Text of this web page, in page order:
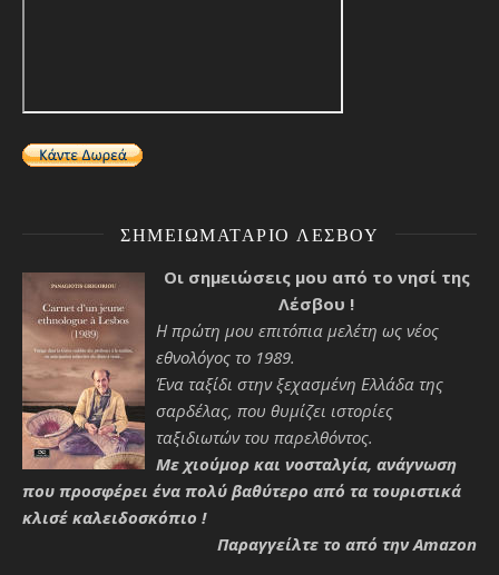
ΣΗΜΕΙΩΜΑΤΆΡΙΟ ΛΈΣΒΟΥ
Οι σημειώσεις μου από το νησί της
Λέσβου !
Η πρώτη μου επιτόπια μελέτη ως νέος
εθνολόγος το 1989.
Ένα ταξίδι στην ξεχασμένη Ελλάδα της
σαρδέλας, που θυμίζει ιστορίες
ταξιδιωτών του παρελθόντος.
Με χιούμορ και νοσταλγία, ανάγνωση
που προσφέρει ένα πολύ βαθύτερο από τα τουριστικά
κλισέ καλειδοσκόπιο !
Παραγγείλτε το από την Amazon